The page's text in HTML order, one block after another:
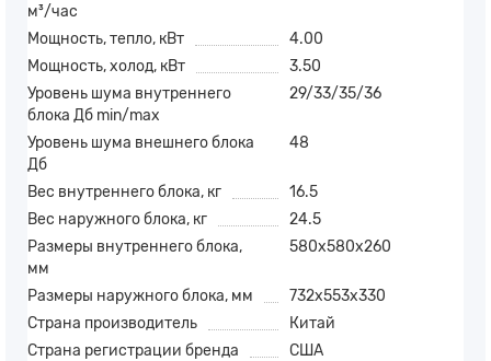
м³/час
Мощность, тепло, кВт
4.00
Мощность, холод, кВт
3.50
Уровень шума внутреннего
блока Дб min/max
29/33/35/36
Уровень шума внешнего блока
Дб
48
Вес внутреннего блока, кг
16.5
Вес наружного блока, кг
24.5
Размеры внутреннего блока,
мм
580x580x260
Размеры наружного блока, мм
732x553x330
Страна производитель
Китай
Страна регистрации бренда
США